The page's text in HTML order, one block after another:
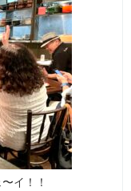
イ！！